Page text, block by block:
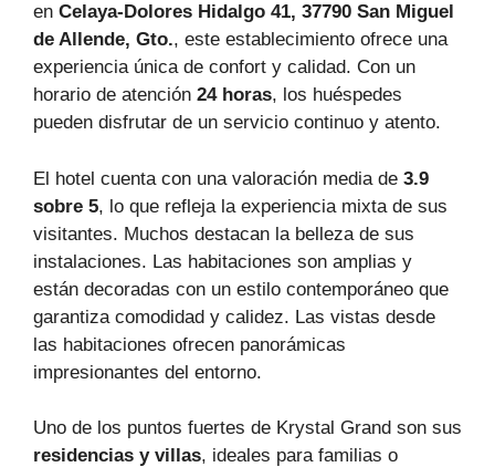
en Celaya-Dolores Hidalgo 41, 37790 San Miguel
de Allende, Gto., este establecimiento ofrece una
experiencia única de confort y calidad. Con un
horario de atención 24 horas, los huéspedes
pueden disfrutar de un servicio continuo y atento.
El hotel cuenta con una valoración media de 3.9
sobre 5, lo que refleja la experiencia mixta de sus
visitantes. Muchos destacan la belleza de sus
instalaciones. Las habitaciones son amplias y
están decoradas con un estilo contemporáneo que
garantiza comodidad y calidez. Las vistas desde
las habitaciones ofrecen panorámicas
impresionantes del entorno.
Uno de los puntos fuertes de Krystal Grand son sus
residencias y villas, ideales para familias o